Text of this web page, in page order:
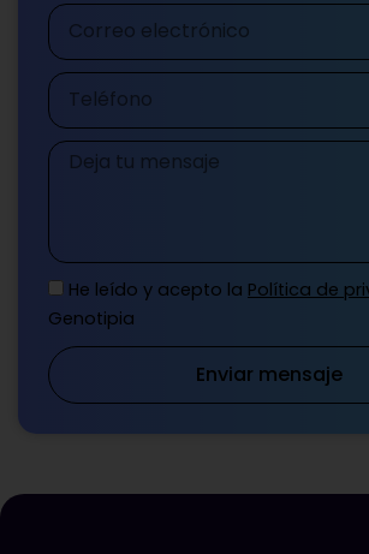
Correo
electrónico
Teléfono
Mensaje
He leído y acepto la Política de
Genotipia
Enviar mensaje